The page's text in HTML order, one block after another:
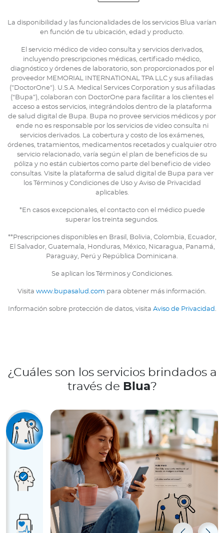
La disponibilidad y las funcionalidades de los servicios Blua varían
en función de tu ubicación, edad y producto.
El servicio médico de video consulta y servicios derivados,
incluyendo prescripciones médicas, certificado médico,
diagnóstico y órdenes de laboratorio, son proporcionados por el
proveedor MEMORIAL INTERNATIONAL TPA LLC y sus afiliadas
("DoctorOne"). U.S.A. Medical Services Corporation y sus afiliadas
(“Bupa”), colaboran con DoctorOne para facilitar a los clientes el
acceso a estos servicios, integrándolos dentro de la plataforma
de salud digital de Bupa. Bupa no provee servicios médicos y por
ende no es responsable por los servicios de video consulta ni
servicios derivados. La cobertura y costo de los exámenes,
órdenes, tratamientos, medicamentos recetados y cualquier otro
servicio relacionado, varía según el plan de beneficios de su
póliza y no están cubiertos como parte del beneficio de video
consultas. Visite la plataforma de salud digital de Bupa para ver
los Términos y Condiciones de Uso y Aviso de Privacidad
aplicables.
*En casos excepcionales, el contacto con el médico puede
superar los treinta segundos.
**Prescripciones disponibles en Brasil, Bolivia, Colombia, Ecuador,
El Salvador, Guatemala, Honduras, México, Nicaragua, Panamá,
Paraguay, Perú y República Dominicana.
Se aplican los Términos y Condiciones.
Visita www.bupasalud.com para obtener más información.
Información sobre protección de datos, visita Aviso de Privacidad .
¿Cuáles son los servicios brindados a
través de Blua?